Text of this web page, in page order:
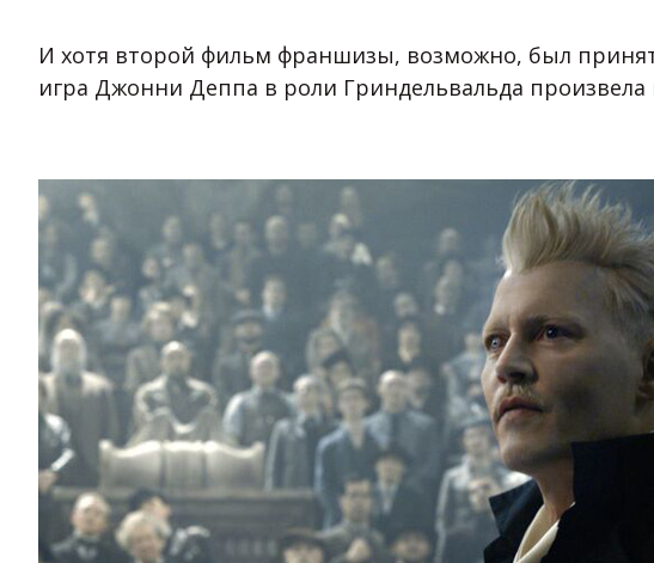
И хотя второй фильм франшизы, возможно, был
игра Джонни Деппа в роли Гриндельвальда